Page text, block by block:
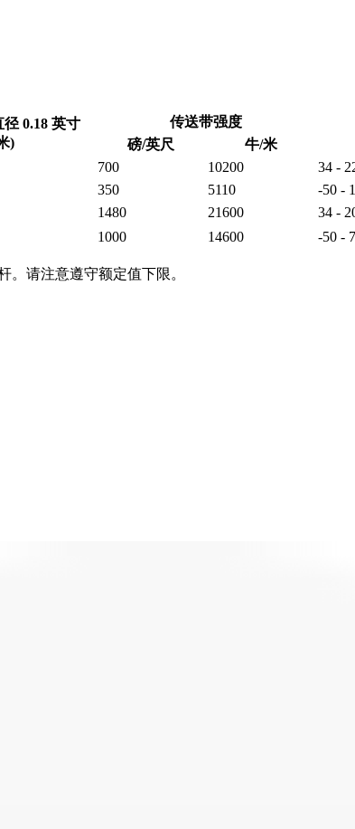
0.18 英寸
)
传送带强度
磅/英尺
牛/米
700 10200
34 -
350 5110
-50 -
1480 21600
34 -
1000 14600 -50 -
请注意遵守额定值下限。